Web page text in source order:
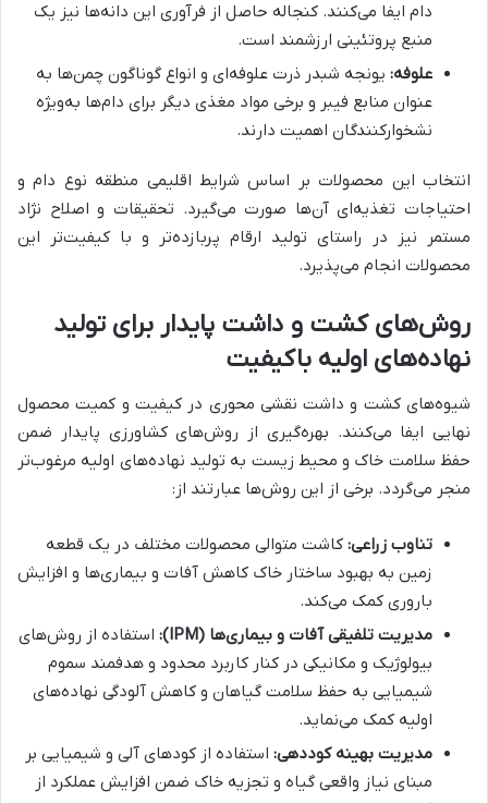
دام ایفا می‌کنند. کنجاله حاصل از فرآوری این دانه‌ها نیز یک
منبع پروتئینی ارزشمند است.
علوفه: یونجه شبدر ذرت علوفه‌ای و انواع گوناگون چمن‌ها به
عنوان منابع فیبر و برخی مواد مغذی دیگر برای دام‌ها به‌ویژه
نشخوارکنندگان اهمیت دارند.
انتخاب این محصولات بر اساس شرایط اقلیمی منطقه نوع دام و
احتیاجات تغذیه‌ای آن‌ها صورت می‌گیرد. تحقیقات و اصلاح نژاد
مستمر نیز در راستای تولید ارقام پربازده‌تر و با کیفیت‌تر این
محصولات انجام می‌پذیرد.
روش‌های کشت و داشت پایدار برای تولید
نهاده‌های اولیه باکیفیت
شیوه‌های کشت و داشت نقشی محوری در کیفیت و کمیت محصول
نهایی ایفا می‌کنند. بهره‌گیری از روش‌های کشاورزی پایدار ضمن
حفظ سلامت خاک و محیط زیست به تولید نهاده‌های اولیه مرغوب‌تر
منجر می‌گردد. برخی از این روش‌ها عبارتند از:
تناوب زراعی: کاشت متوالی محصولات مختلف در یک قطعه
زمین به بهبود ساختار خاک کاهش آفات و بیماری‌ها و افزایش
باروری کمک می‌کند.
مدیریت تلفیقی آفات و بیماری‌ها (IPM):
استفاده از روش‌های
بیولوژیک و مکانیکی در کنار کاربرد محدود و هدفمند سموم
شیمیایی به حفظ سلامت گیاهان و کاهش آلودگی نهاده‌های
اولیه کمک می‌نماید.
مدیریت بهینه کوددهی: استفاده از کودهای آلی و شیمیایی بر
مبنای نیاز واقعی گیاه و تجزیه خاک ضمن افزایش عملکرد از